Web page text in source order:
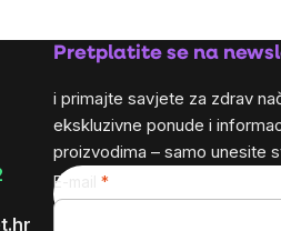
Pretplatite se na
i primajte savjete za zdrav
ekskluzivne ponude i
proizvodima – samo unesite
E-mail